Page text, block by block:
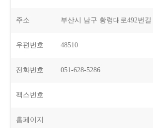
주소 부산시 남구 황령대로492번
우편번호 48510
전화번호 051-628-5286
팩스번호
홈페이지